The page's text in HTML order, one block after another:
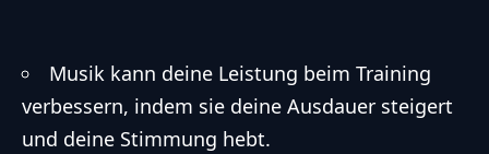
Musik kann deine Leistung beim Training
verbessern, indem sie deine Ausdauer steigert
und deine Stimmung hebt.